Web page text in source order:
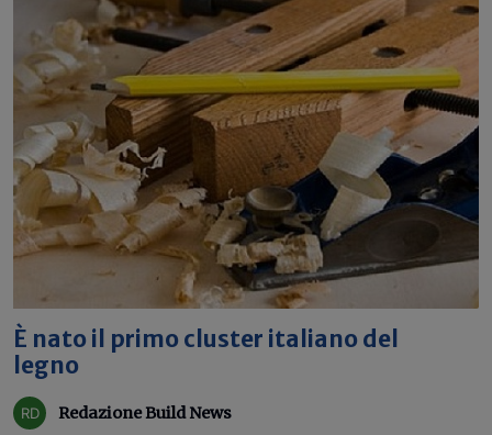
È nato il primo cluster italiano del
legno
Redazione Build News